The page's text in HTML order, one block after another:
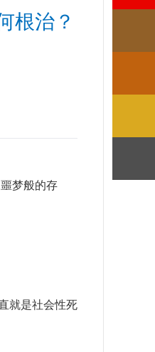
根治？
梦般的存
就是社会性死